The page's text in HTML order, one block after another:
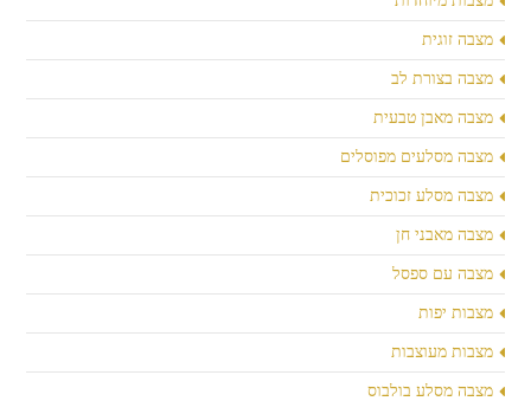
מצבה זוגית
מצבה בצורת לב
מצבה מאבן טבעית
מצבה מסלעים מפוסלים
מצבה מסלע זכוכית
מצבה מאבני חן
מצבה עם ספסל
מצבות יפות
מצבות מעוצבות
מצבה מסלע בולבוס